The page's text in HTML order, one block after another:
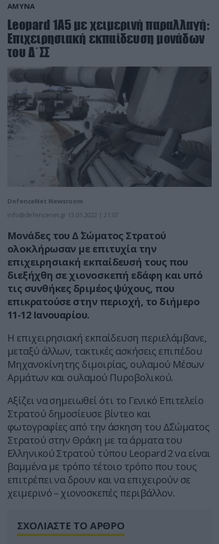
ΑΜΥΝΑ
Leopard 1Α5 με χειμερινή παραλλαγή:
Επιχειρησιακή εκπαίδευση μονάδων
του Δ΄ΣΣ
DefenceNet Newsroom
info@defencenet.gr 13.01.2022 | 21:07
Μονάδες του Δ΄ Σώματος Στρατού
ολοκλήρωσαν με επιτυχία την
επιχειρησιακή εκπαίδευσή τους που
διεξήχθη σε χιονοσκεπή εδάφη και υπό
τις συνθήκες δριμέος ψύχους, που
επικρατούσε στην περιοχή, το διήμερο
11-12 Ιανουαρίου.
Η επιχειρησιακή εκπαίδευση περιελάμβανε,
μεταξύ άλλων, τακτικές ασκήσεις επιπέδου
Μηχανοκίνητης διμοιρίας, ουλαμού Μέσων
Αρμάτων και ουλαμού Πυροβολικού.
Αξίζει να σημειωθεί ότι το Γενικό Επιτελείο
Στρατού δημοσίευσε βίντεο και
φωτογραφίες από την άσκηση του Δ΄Σώματος
Στρατού στην Θράκη με τα άρματα του
Ελληνικού Στρατού τύπου Leopard 2 να είναι
βαμμένα με τρόπο τέτοιο τρόπο που τους
επιτρέπει να δρουν και να επιχειρούν σε
χειμερινό – χιονοσκεπές περιβάλλον.
ΣΧΟΛΙΑΣΤΕ ΤΟ ΑΡΘΡΟ